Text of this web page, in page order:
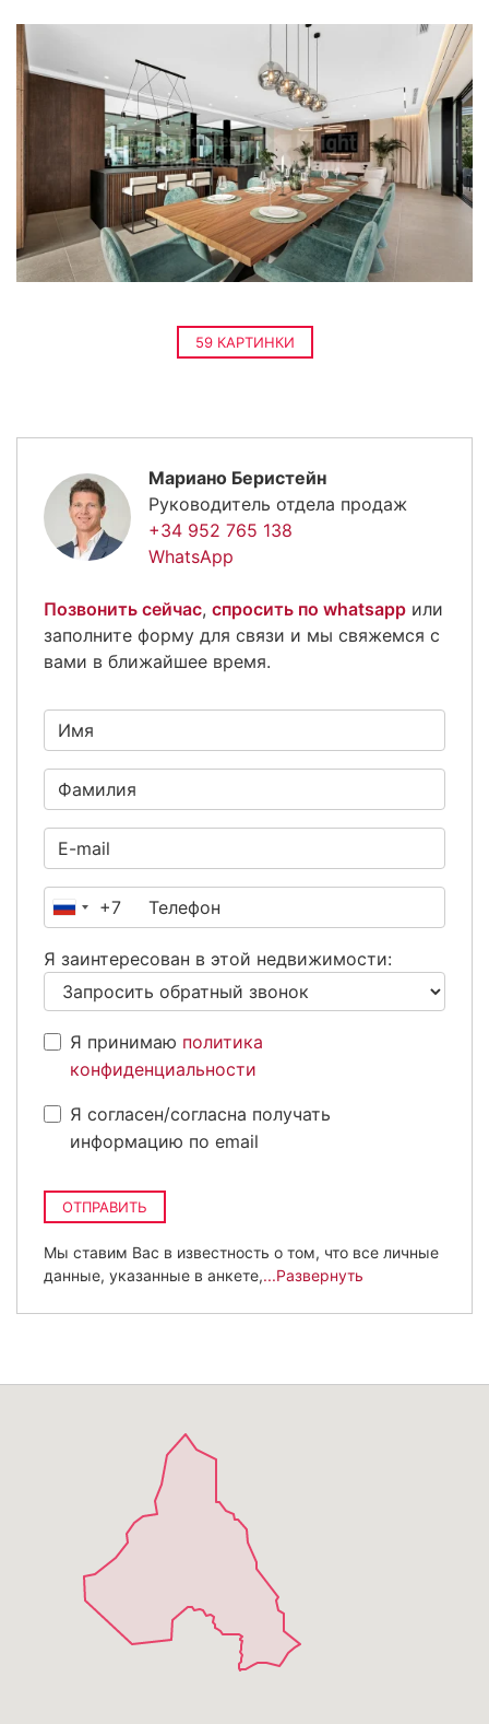
59 КАРТИНКИ
Мариано Беристейн
Руководитель отдела продаж
+34 952 765 138
WhatsApp
Позвонить сейчас, спросить по whatsapp или
заполните форму для связи и мы свяжемся с
вами в ближайшее время.
Россия
+7
Я заинтересован в этой недвижимости:
Я принимаю политика
конфиденциальности
Я согласен/согласна получать
информацию по email
ОТПРАВИТЬ
Мы ставим Вас в известность о том, что все личные
данные, указанные в анкете,...Развернуть